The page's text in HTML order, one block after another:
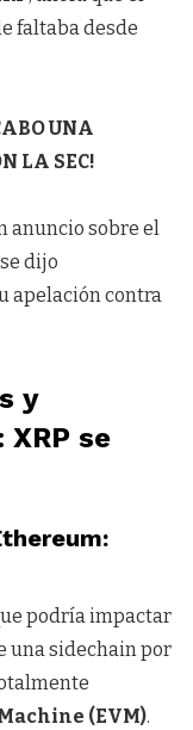
faltaba desde
UNA
LA SEC!
anuncio sobre el
dijo
apelación contra
y
se
podría impactar
una sidechain por
(EVM).